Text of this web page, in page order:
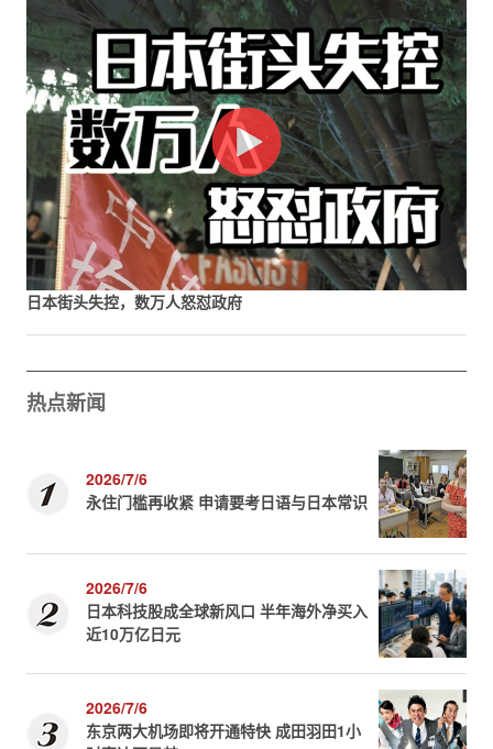
日本街头失控，数万人怒怼政府
热点新闻
2026/7/6
永住门槛再收紧 申请要考日语与日本常识
2026/7/6
日本科技股成全球新风口 半年海外净买入
近10万亿日元
2026/7/6
东京两大机场即将开通特快 成田羽田1小